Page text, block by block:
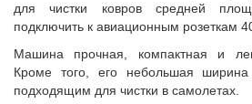
для чистки ковров средней
подключить к авиационным розеткам
Машина прочная, компактная и
Кроме того, его небольшая
подходящим для чистки в самолетах.